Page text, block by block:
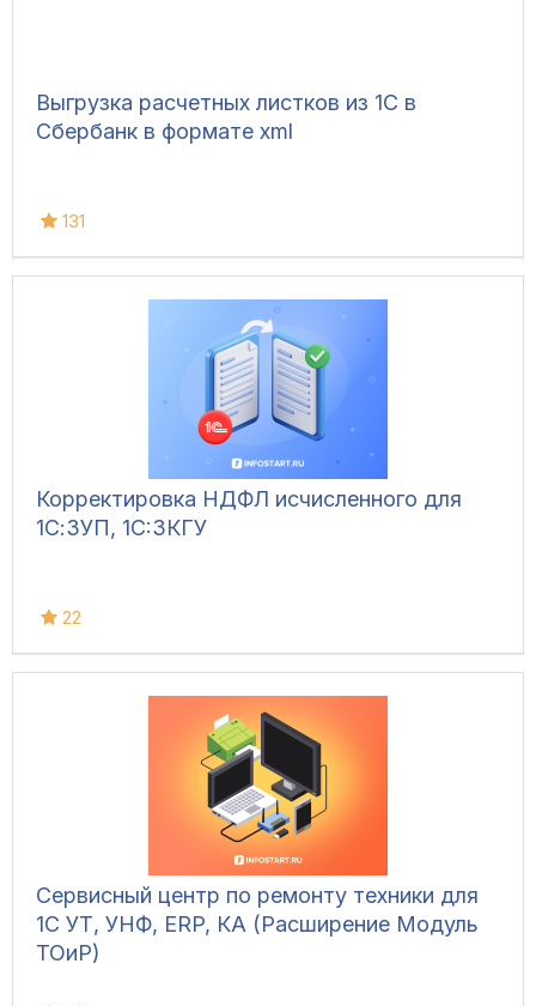
Выгрузка расчетных листков из 1С в
Сбербанк в формате xml
131
Корректировка НДФЛ исчисленного для
1С:ЗУП, 1C:ЗКГУ
22
Сервисный центр по ремонту техники для
1С УТ, УНФ, ERP, КА (Расширение Модуль
ТОиР)